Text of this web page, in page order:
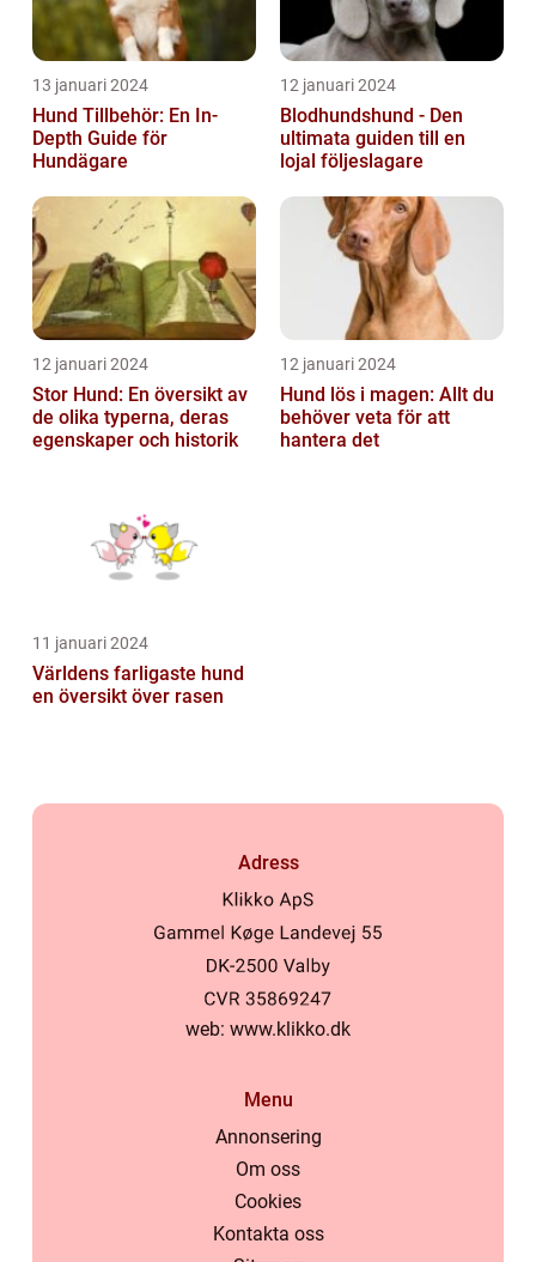
13 januari 2024
Hund Tillbehör: En In-
Depth Guide för
Hundägare
12 januari 2024
Blodhundshund - Den
ultimata guiden till en
lojal följeslagare
12 januari 2024
Stor Hund: En översikt av
de olika typerna, deras
egenskaper och historik
12 januari 2024
Hund lös i magen: Allt du
behöver veta för att
hantera det
11 januari 2024
Världens farligaste hund
en översikt över rasen
Adress
web: www.klikko.dk
Menu
Annonsering
Om oss
Cookies
Kontakta oss